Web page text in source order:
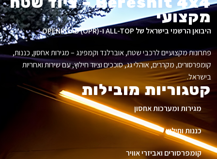
מקצועי
היבואן הרשמי בישראל של ALL-TOP ו-OPENROAD (OPR).
פתרונות מקצועיים לרכבי שטח, אוברלנד וקמפינג – מגירות אחסון, כננות,
קומפרסורים, מקררים, אוהלי גג, סוככים וציוד חילוץ, עם שירות ואחריות
בישראל.
קטגוריות מובילות
מגירות ומערכות אחסון
כננות וחילוץ
קומפרסורים ואביזרי אוויר